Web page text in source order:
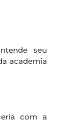
seu
academia
com a